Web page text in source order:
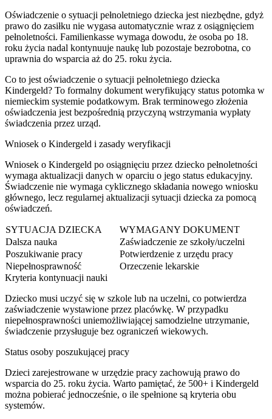
Oświadczenie o sytuacji pełnoletniego dziecka jest niezbędne, gdyż
prawo do zasiłku nie wygasa automatycznie wraz z osiągnięciem
pełnoletności. Familienkasse wymaga dowodu, że osoba po 18.
roku życia nadal kontynuuje naukę lub pozostaje bezrobotna, co
uprawnia do wsparcia aż do 25. roku życia.
Co to jest oświadczenie o sytuacji pełnoletniego dziecka
Kindergeld? To formalny dokument weryfikujący status potomka w
niemieckim systemie podatkowym. Brak terminowego złożenia
oświadczenia jest bezpośrednią przyczyną wstrzymania wypłaty
świadczenia przez urząd.
Wniosek o Kindergeld i zasady weryfikacji
Wniosek o Kindergeld po osiągnięciu przez dziecko pełnoletności
wymaga aktualizacji danych w oparciu o jego status edukacyjny.
Świadczenie nie wymaga cyklicznego składania nowego wniosku
głównego, lecz regularnej aktualizacji sytuacji dziecka za pomocą
oświadczeń.
SYTUACJA DZIECKA
WYMAGANY DOKUMENT
Dalsza nauka
Zaświadczenie ze szkoły/uczelni
Poszukiwanie pracy
Potwierdzenie z urzędu pracy
Niepełnosprawność
Orzeczenie lekarskie
Kryteria kontynuacji nauki
Dziecko musi uczyć się w szkole lub na uczelni, co potwierdza
zaświadczenie wystawione przez placówkę. W przypadku
niepełnosprawności uniemożliwiającej samodzielne utrzymanie,
świadczenie przysługuje bez ograniczeń wiekowych.
Status osoby poszukującej pracy
Dzieci zarejestrowane w urzędzie pracy zachowują prawo do
wsparcia do 25. roku życia. Warto pamiętać, że 500+ i Kindergeld
można pobierać jednocześnie, o ile spełnione są kryteria obu
systemów.